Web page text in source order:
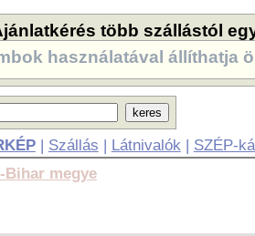
több szállástól
használatával állíthatja
| Szállás | Látnivalók | SZÉP-
Bihar megye